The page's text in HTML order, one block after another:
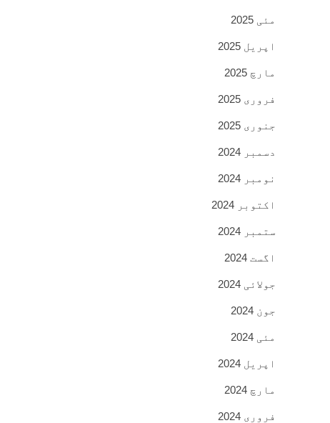
مئی 2025
اپریل 2025
مارچ 2025
فروری 2025
جنوری 2025
دسمبر 2024
نومبر 2024
اکتوبر 2024
ستمبر 2024
اگست 2024
جولائی 2024
جون 2024
مئی 2024
اپریل 2024
مارچ 2024
فروری 2024